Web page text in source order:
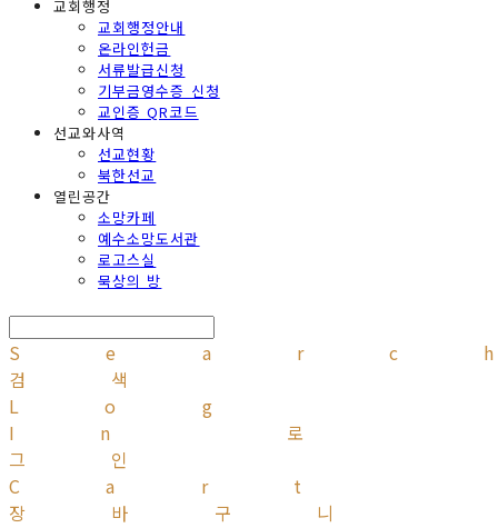
교회행정
교회행정안내
온라인헌금
서류발급신청
기부금영수증 신청
교인증 QR코드
선교와사역
선교현황
북한선교
열린공간
소망카페
예수소망도서관
로고스실
묵상의 방
검색
Log
In
로
그인
Cart
장바구니